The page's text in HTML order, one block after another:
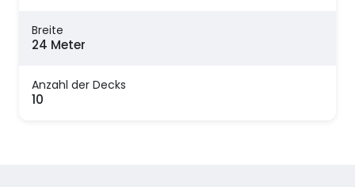
Breite
24 Meter
Anzahl der Decks
10